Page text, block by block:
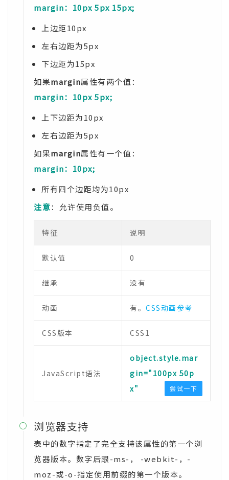
margin：10px 5px 15px;
上边距10px
左右边距为5px
下边距为15px
如果margin属性有两个值：
margin：10px 5px;
上下边距为10px
左右边距为5px
如果margin属性有一个值：
margin：10px;
所有四个边距均为10px
注意：允许使用负值。
特征 说明
默认值 0
继承 没有
动画 有。 CSS动画参考
CSS版本 CSS1
JavaScript语法
object.style.mar
gin="100px 50p
x"
尝试一下
 浏览器支持
表中的数字指定了完全支持该属性的第一个浏
览器版本。数字后跟-ms-， -webkit-，-
moz-或-o-指定使用前缀的第一个版本。